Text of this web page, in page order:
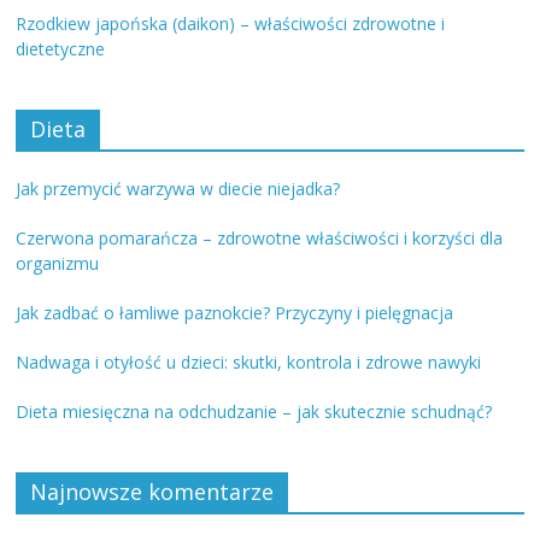
Rzodkiew japońska (daikon) – właściwości zdrowotne i
dietetyczne
Dieta
Jak przemycić warzywa w diecie niejadka?
Czerwona pomarańcza – zdrowotne właściwości i korzyści dla
organizmu
Jak zadbać o łamliwe paznokcie? Przyczyny i pielęgnacja
Nadwaga i otyłość u dzieci: skutki, kontrola i zdrowe nawyki
Dieta miesięczna na odchudzanie – jak skutecznie schudnąć?
Najnowsze komentarze